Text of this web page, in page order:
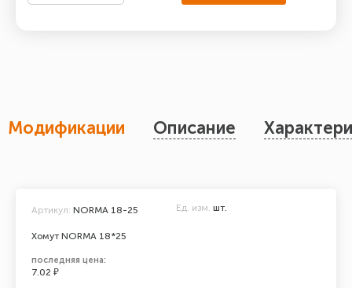
Модификации Описание
Хомут NORMA 18*25
Артикул: NORMA 18-25 Ед. изм. шт.
последняя цена:
7.02 ₽